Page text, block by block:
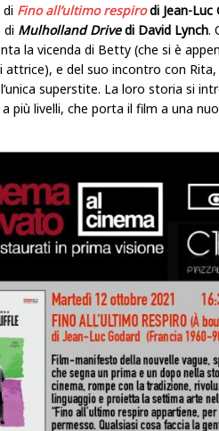
Fino all’ultimo respirodi Jean-Luc
di Mulholland Drivedi David Lynch.
la vicenda di Betty (che si è
attrice), e del suo incontro con
superstite. La loro storia si
più livelli, che porta il film a una